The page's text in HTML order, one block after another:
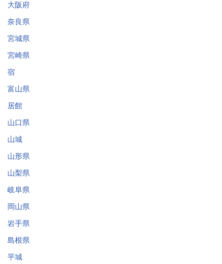
大阪府
奈良県
宮城県
宮崎県
宿
富山県
居館
山口県
山城
山形県
山梨県
岐阜県
岡山県
岩手県
島根県
平城